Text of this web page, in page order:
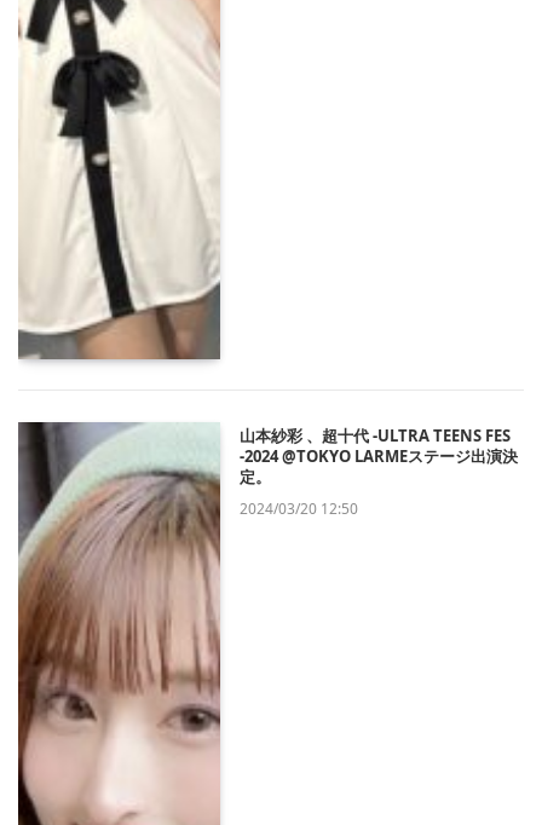
山本紗彩 、超十代 -ULTRA TEENS FES
-2024 @TOKYO LARMEステージ出演決
定。
2024/03/20 12:50